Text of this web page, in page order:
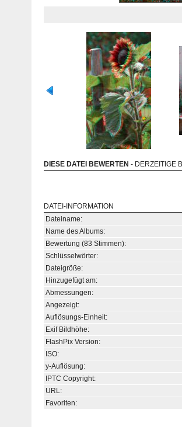
DIESE DATEI BEWERTEN - DERZEITIGE
DATEI-INFORMATION
Dateiname:
Name des Albums:
Bewertung (83 Stimmen):
Schlüsselwörter:
Dateigröße:
Hinzugefügt am:
Abmessungen:
Angezeigt:
Auflösungs-Einheit:
Exif Bildhöhe:
FlashPix Version:
ISO:
y-Auflösung:
IPTC Copyright:
URL:
Favoriten: